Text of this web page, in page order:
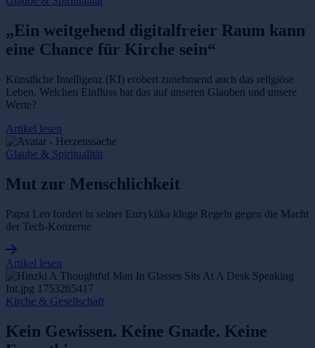
„Ein weitgehend digitalfreier Raum kann
eine Chance für Kirche sein“
Künstliche Intelligenz (KI) erobert zunehmend auch das religiöse
Leben. Welchen Einfluss hat das auf unseren Glauben und unsere
Werte?
Artikel lesen
Glaube & Spiritualität
Mut zur Menschlichkeit
Papst Leo fordert in seiner Enzyklika kluge Regeln gegen die Macht
der Tech-Konzerne
Artikel lesen
Kirche & Gesellschaft
Kein Gewissen. Keine Gnade. Keine